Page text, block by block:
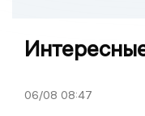
06/08 08:47